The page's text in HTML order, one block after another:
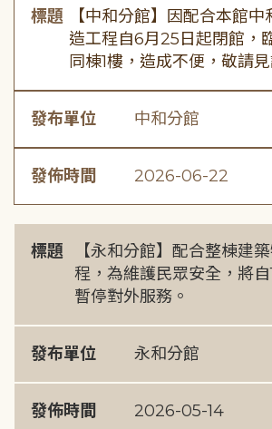
標題
【中和分館】因配合本館
造工程自6月25日起閉館，
同棟1樓，造成不便，敬請見
發布單位 中和分館
發佈時間 2026-06-22
標題
【永和分館】配合整棟建
程，為維護民眾安全，將自
暫停對外服務。
發布單位 永和分館
發佈時間 2026-05-14